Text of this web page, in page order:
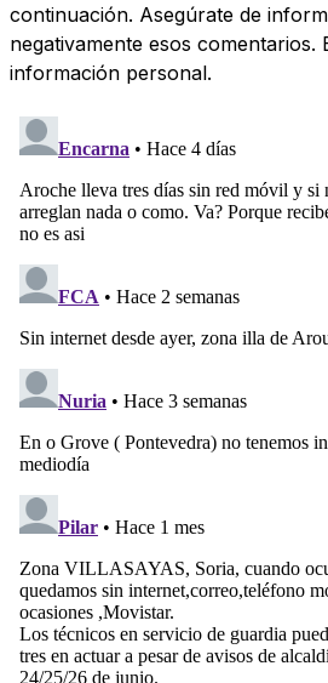
continuación. Asegúrate de
negativamente esos comentarios.
información personal.